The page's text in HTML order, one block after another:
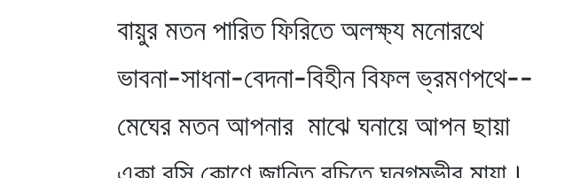
বায়ুর মতন পারিত ফিরিতে অলক্ষ্য মনোরথে
ভাবনা-সাধনা-বেদনা-বিহীন বিফল ভ্রমণপথে--
মেঘের মতন আপনার মাঝে ঘনায়ে আপন ছায়া